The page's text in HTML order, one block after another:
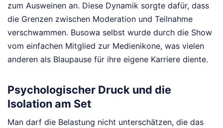
zum Ausweinen an. Diese Dynamik sorgte dafür, dass
die Grenzen zwischen Moderation und Teilnahme
verschwammen. Busowa selbst wurde durch die Show
vom einfachen Mitglied zur Medienikone, was vielen
anderen als Blaupause für ihre eigene Karriere diente.
Psychologischer Druck und die
Isolation am Set
Man darf die Belastung nicht unterschätzen, die das